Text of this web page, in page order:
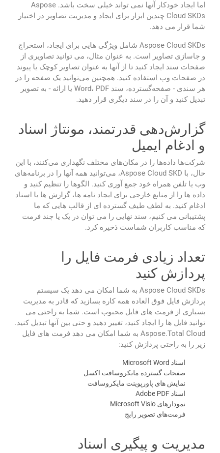
اما ایجاد خودکار آنها نمی تواند خیلی سخت باشد. Aspose
Cloud SKDs چندین ابزار برای ایجاد و مدیریت تصاویر در اختیار
شما قرار می دهد.
Aspose Cloud SKDs شامل ویژگی هایی برای ایجاد، استخراج
و جاسازی تصاویر است. به عنوان مثال، می توانید تصاویری از
صفحات سند ایجاد کنید تا از آنها به عنوان تصاویر کوچک یا پیوند
در صفحات وب استفاده کنید. همچنین می‌توانید یک صفحه را در
هر سندی - صفحه‌گسترده، سند Word، PDF یا ارائه - به تصویر
تبدیل کنید و آن را در سند دیگری قرار دهید.
گزارش‌دهی قدرتمند، مونتاژ اسناد
و ادغام ایمیل
شرکت‌ها داده‌ها را در مکان‌های مختلف نگهداری می‌کنند، با این
حال، با Aspose Cloud SKD، می‌توانید همه آنها را در برنامه‌های
وب یا تلفن همراه خود جمع آوری کنید. الگوها را تنظیم کنید و
داده ها را از منابع خارجی برای ایجاد نامه ها، گزارش ها یا اسناد
ادغام کنید. به لطف طیف گسترده ای از قالب هایی که ما
پشتیبانی می کنیم، سند نهایی را می توان در یک یا چند فرمت
که مناسب کاربران شماست ذخیره کرد.
تعداد زیادی فرمت فایل را
پردازش کنید
Aspose Cloud SKDs به شما امکان می دهد یک سیستم
پردازش فایل فوق العاده همه کاره بسازید که قادر به مدیریت
بسیاری از فرمت های فایل محبوب است. شما به راحتی می
توانید فایل ها را ایجاد کنید، تغییر دهید و حتی بین آنها تبدیل کنید.
Aspose.Total Cloud به شما امکان می دهد فرمت های فایل
زیر را به راحتی پردازش کنید:
اسناد Microsoft Word
صفحات گسترده مایکروسافت اکسل
نمایش های پاورپوینت مایکروسافت
اسناد Adobe PDF
نمودارهای Microsoft Visio
فرمت‌های تصویر رایج
مدیریت و پیگیری اسناد